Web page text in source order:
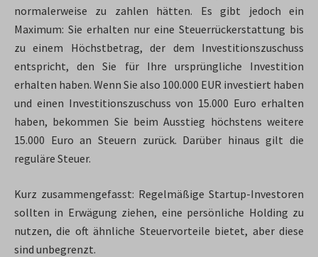
normalerweise zu zahlen hätten. Es gibt jedoch ein
Maximum: Sie erhalten nur eine Steuerrückerstattung bis
zu einem Höchstbetrag, der dem Investitionszuschuss
entspricht, den Sie für Ihre ursprüngliche Investition
erhalten haben. Wenn Sie also 100.000 EUR investiert haben
und einen Investitionszuschuss von 15.000 Euro erhalten
haben, bekommen Sie beim Ausstieg höchstens weitere
15.000 Euro an Steuern zurück. Darüber hinaus gilt die
reguläre Steuer.
Kurz zusammengefasst: Regelmäßige Startup-Investoren
sollten in Erwägung ziehen, eine persönliche Holding zu
nutzen, die oft ähnliche Steuervorteile bietet, aber diese
sind unbegrenzt.